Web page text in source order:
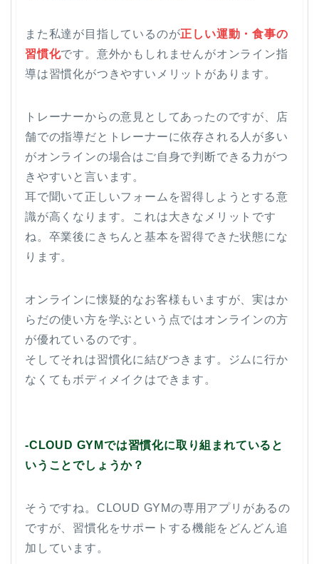
また私達が目指しているのが正しい運動・食事の
習慣化です。意外かもしれませんがオンライン指
導は習慣化がつきやすいメリットがあります。
トレーナーからの意見としてあったのですが、店
舗での指導だとトレーナーに依存される人が多い
がオンラインの場合はご自身で判断できる力がつ
きやすいと言います。
耳で聞いて正しいフォームを習得しようとする意
識が高くなります。これは大きなメリットです
ね。卒業後にきちんと基本を習得できた状態にな
ります。
オンラインに懐疑的なお客様もいますが、実はか
らだの使い方を学ぶという点ではオンラインの方
が優れているのです。
そしてそれは習慣化に結びつきます。ジムに行か
なくてもボディメイクはできます。
-CLOUD GYMでは習慣化に取り組まれていると
いうことでしょうか？
そうですね。CLOUD GYMの専用アプリがあるの
ですが、習慣化をサポートする機能をどんどん追
加しています。